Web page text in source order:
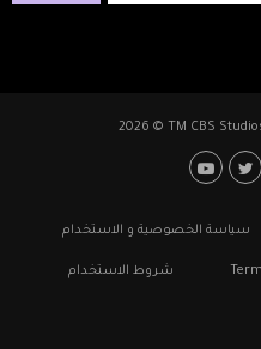
2026 © TM CBS
سياسة الخصوصية و الاستخدام
شروط الاستخدام